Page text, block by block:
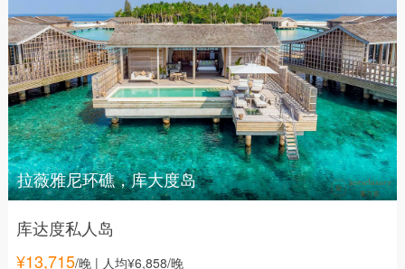
拉薇雅尼环礁，库大度岛
库达度私人岛
¥13,715/晚| 人均¥6,858/晚